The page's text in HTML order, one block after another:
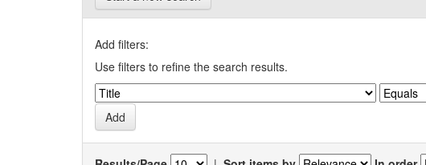
Add filters:
Use filters to refine the search results.